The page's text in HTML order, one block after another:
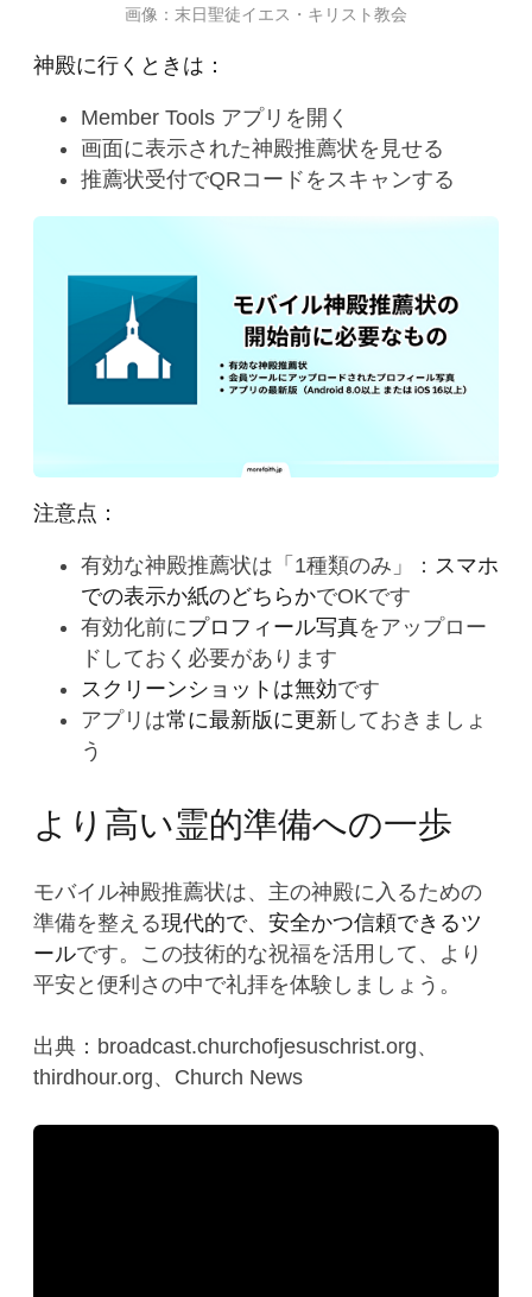
画像：末日聖徒イエス・キリスト教会
神殿に行くときは：
Member Tools アプリを開く
画面に表示された神殿推薦状を見せる
推薦状受付でQRコードをスキャンする
注意点：
有効な神殿推薦状は「1種類のみ」： スマホ
での表示か紙のどちらかでOKです
有効化前にプロフィール写真をアップロー
ドしておく必要があります
スクリーンショットは無効です
アプリは常に最新版に更新 しておきましょ
う
より高い霊的準備への一歩
モバイル神殿推薦状は、主の神殿に入るための
準備を整える現代的で、安全かつ信頼できるツ
ールです。この技術的な祝福を活用して、より
平安と便利さの中で礼拝を体験しましょう。
出典：broadcast.churchofjesuschrist.org、
thirdhour.org、Church News